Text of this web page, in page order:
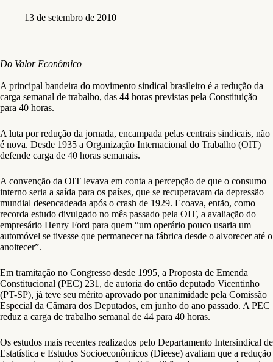
13 de setembro de 2010
Do Valor Econômico
A principal bandeira do movimento sindical brasileiro é a redução da
carga semanal de trabalho, das 44 horas previstas pela Constituição
para 40 horas.
A luta por redução da jornada, encampada pelas centrais sindicais, não
é nova. Desde 1935 a Organização Internacional do Trabalho (OIT)
defende carga de 40 horas semanais.
A convenção da OIT levava em conta a percepção de que o consumo
interno seria a saída para os países, que se recuperavam da depressão
mundial desencadeada após o crash de 1929. Ecoava, então, como
recorda estudo divulgado no mês passado pela OIT, a avaliação do
empresário Henry Ford para quem “um operário pouco usaria um
automóvel se tivesse que permanecer na fábrica desde o alvorecer até o
anoitecer”.
Em tramitação no Congresso desde 1995, a Proposta de Emenda
Constitucional (PEC) 231, de autoria do então deputado Vicentinho
(PT-SP), já teve seu mérito aprovado por unanimidade pela Comissão
Especial da Câmara dos Deputados, em junho do ano passado. A PEC
reduz a carga de trabalho semanal de 44 para 40 horas.
Os estudos mais recentes realizados pelo Departamento Intersindical de
Estatística e Estudos Socioeconômicos (Dieese) avaliam que a redução